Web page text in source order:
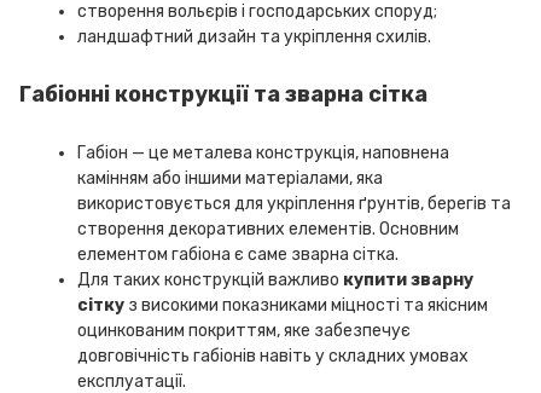
створення вольєрів і господарських споруд;
ландшафтний дизайн та укріплення схилів.
Габіонні конструкції та зварна сітка
Габіон — це металева конструкція, наповнена
камінням або іншими матеріалами, яка
використовується для укріплення ґрунтів, берегів та
створення декоративних елементів. Основним
елементом габіона є саме зварна сітка.
Для таких конструкцій важливо купити зварну
сітку з високими показниками міцності та якісним
оцинкованим покриттям, яке забезпечує
довговічність габіонів навіть у складних умовах
експлуатації.